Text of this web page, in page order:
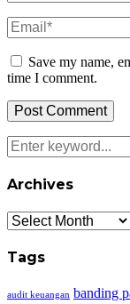
Save my name,
time I comment.
Archives
Archives
Tags
audit keuangan banding